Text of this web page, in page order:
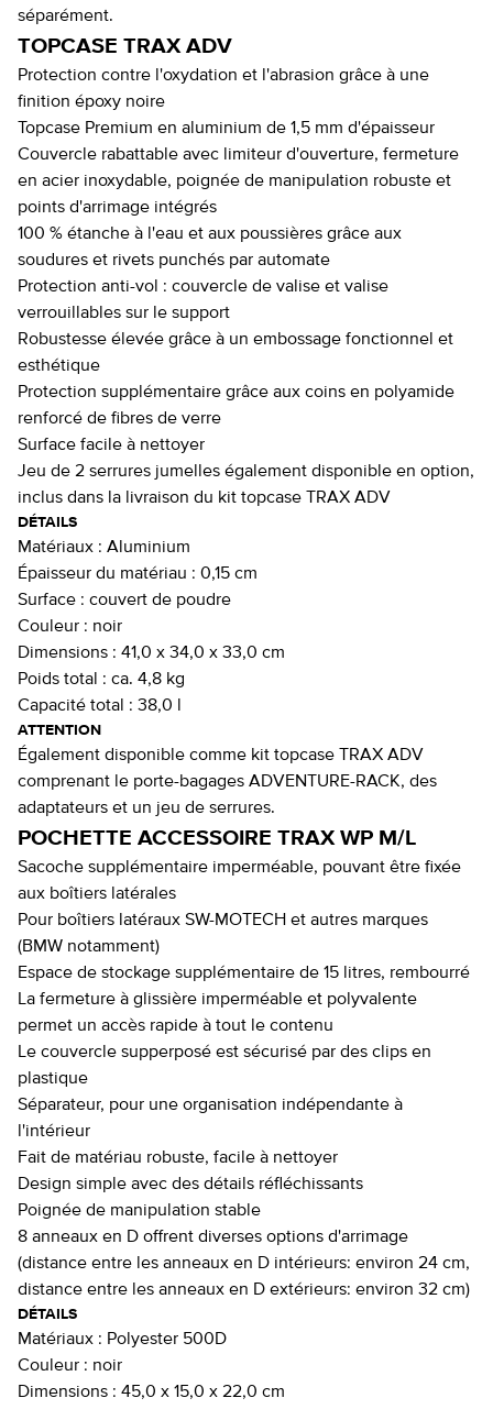
séparément.
TOPCASE TRAX ADV
Protection contre l'oxydation et l'abrasion grâce à une
finition époxy noire
Topcase Premium en aluminium de 1,5 mm d'épaisseur
Couvercle rabattable avec limiteur d'ouverture, fermeture
en acier inoxydable, poignée de manipulation robuste et
points d'arrimage intégrés
100 % étanche à l'eau et aux poussières grâce aux
soudures et rivets punchés par automate
Protection anti-vol : couvercle de valise et valise
verrouillables sur le support
Robustesse élevée grâce à un embossage fonctionnel et
esthétique
Protection supplémentaire grâce aux coins en polyamide
renforcé de fibres de verre
Surface facile à nettoyer
Jeu de 2 serrures jumelles également disponible en option,
inclus dans la livraison du kit topcase TRAX ADV
DÉTAILS
Matériaux : Aluminium
Épaisseur du matériau : 0,15 cm
Surface : couvert de poudre
Couleur : noir
Dimensions : 41,0 x 34,0 x 33,0 cm
Poids total : ca. 4,8 kg
Capacité total : 38,0 l
ATTENTION
Également disponible comme kit topcase TRAX ADV
comprenant le porte-bagages ADVENTURE-RACK, des
adaptateurs et un jeu de serrures.
POCHETTE ACCESSOIRE TRAX WP M/L
Sacoche supplémentaire imperméable, pouvant être fixée
aux boîtiers latérales
Pour boîtiers latéraux SW-MOTECH et autres marques
(BMW notamment)
Espace de stockage supplémentaire de 15 litres, rembourré
La fermeture à glissière imperméable et polyvalente
permet un accès rapide à tout le contenu
Le couvercle supperposé est sécurisé par des clips en
plastique
Séparateur, pour une organisation indépendante à
l'intérieur
Fait de matériau robuste, facile à nettoyer
Design simple avec des détails réfléchissants
Poignée de manipulation stable
8 anneaux en D offrent diverses options d'arrimage
(distance entre les anneaux en D intérieurs: environ 24 cm,
distance entre les anneaux en D extérieurs: environ 32 cm)
DÉTAILS
Matériaux : Polyester 500D
Couleur : noir
Dimensions : 45,0 x 15,0 x 22,0 cm